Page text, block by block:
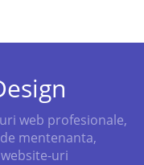
web profesionale,
mentenanta,
uri